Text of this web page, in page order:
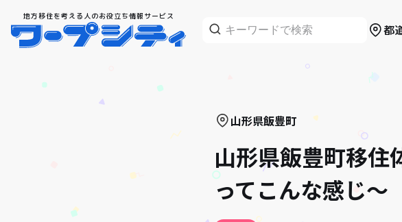
地方移住を考える人のお役立ち情報サービス
都
山形県飯豊町
山形県飯豊町移住
ってこんな感じ～